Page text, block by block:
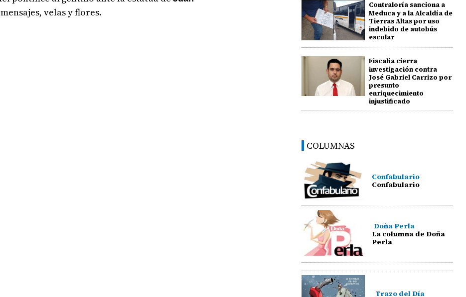
velas y flores.
Contraloría sanciona a
Meduca y a la Alcaldía de
Tierras Altas por uso
indebido de autobús
escolar
Fiscalía cierra
investigación contra
José Gabriel Carrizo por
presunto
enriquecimiento
injustificado
COLUMNAS
Confabulario
Confabulario
Doña Perla
La columna de Doña
Perla
Trazo del Día